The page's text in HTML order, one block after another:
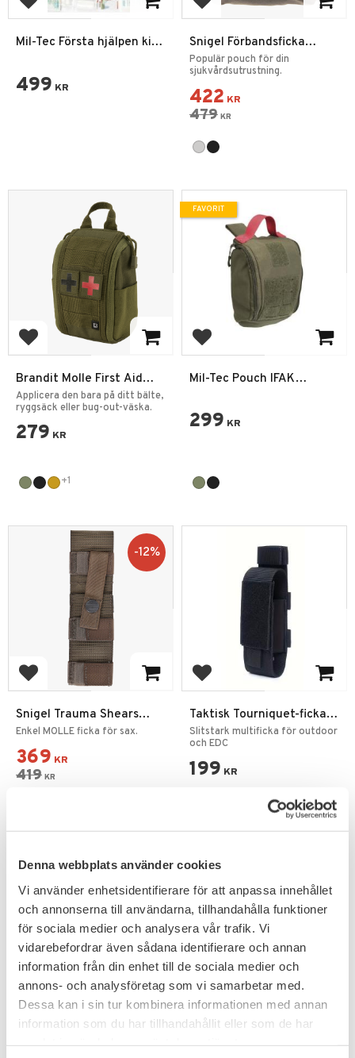
Denna webbplats använder cookies
Vi använder enhetsidentifierare för att anpassa innehållet
och annonserna till användarna, tillhandahålla funktioner
för sociala medier och analysera vår trafik. Vi
vidarebefordrar även sådana identifierare och annan
information från din enhet till de sociala medier och
annons- och analysföretag som vi samarbetar med.
Dessa kan i sin tur kombinera informationen med annan
information som du har tillhandahållit eller som de har
Lägg till i favoriter
Mil-Tec Första hjälpen kit
499 KR
Lägg till i favoriter
Snigel Förbandsficka
Medic Pouch 17
Populär pouch för din
sjukvårdsutrustning.
422 KR
479 KR
Lägg till i favoriter
Brandit Molle First Aid
Pouch Premium
Applicera den bara på ditt bälte,
ryggsäck eller bug-out-väska.
279 KR
+1
Lägg till i favoriter
Mil-Tec Pouch IFAK
299 KR
FAVORIT
Lägg till i favoriter
Snigel Trauma Shears
Holder 1.0 Grå
Enkel MOLLE ficka för sax.
369 KR
419 KR
12%
Lägg till i favoriter
Taktisk Tourniquet-ficka
MOLLE – Svart
Slitstark multificka för outdoor
och EDC
199 KR
Lägg till i favoriter
Maxpedition Pouch FR-1
Lägg till i favoriter
Mil-Tec LEINA Första